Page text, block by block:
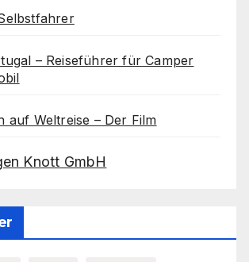
– Reiseführer für Camper
auf Weltreise – Der Film
Knott GmbH